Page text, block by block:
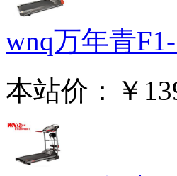
wnq万年青
本站价：
￥